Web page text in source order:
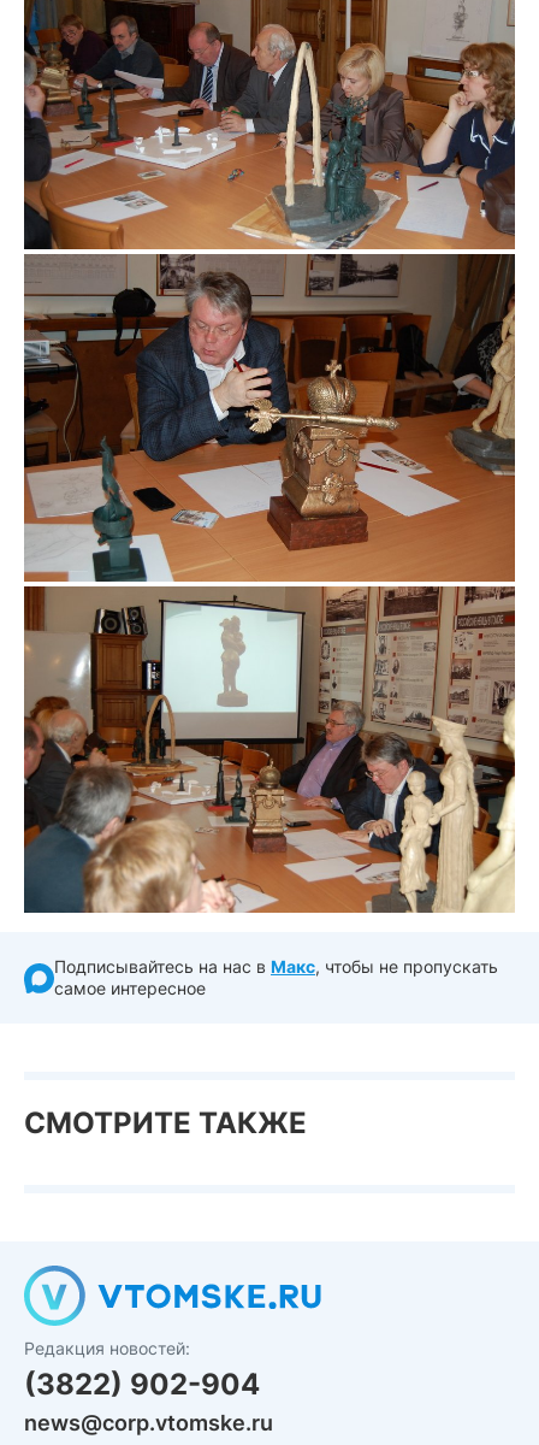
Подписывайтесь на нас в Макс, чтобы не пропускать
самое интересное
СМОТРИТЕ ТАКЖЕ
Редакция новостей:
(3822) 902-904
news@corp.vtomske.ru